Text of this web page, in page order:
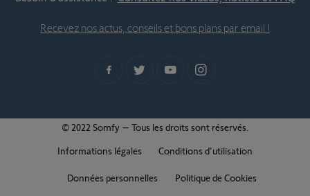
Recevez nos actus, conseils et bons plans par email !
© 2022 Somfy – Tous les droits sont réservés.
Informations légales
Conditions d'utilisation
Données personnelles Politique de Cookies